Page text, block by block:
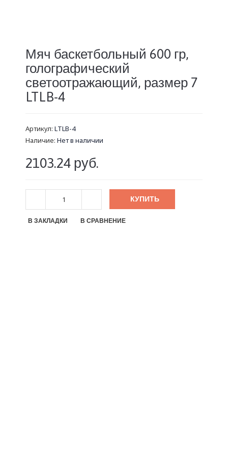
Мяч баскетбольный 600 гр,
голографический
светоотражающий, размер 7
LTLB-4
Артикул: LTLB-4
Наличие: Нет в наличии
2103.24 руб.
КУПИТЬ
В ЗАКЛАДКИ В СРАВНЕНИЕ